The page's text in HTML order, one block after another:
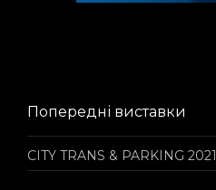
Попередні виставки
CITY TRANS & PARKING 2021